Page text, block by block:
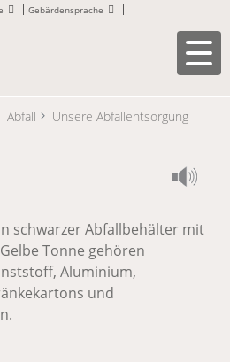
Gebärdensprache
Abfall
Unsere Abfallentsorgung
schwarzer Abfallbehälter mit
Tonne gehören
Aluminium,
und